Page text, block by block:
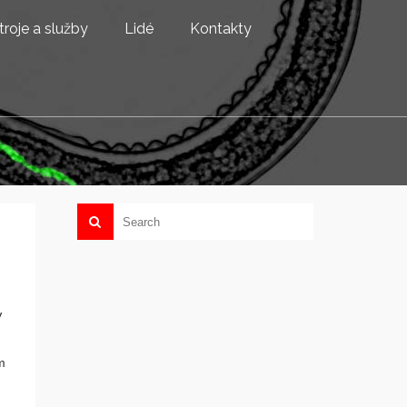
a služby Lidé Kontakty